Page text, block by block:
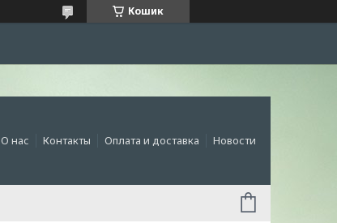
Кошик
О нас Контакты Оплата и доставка Новости